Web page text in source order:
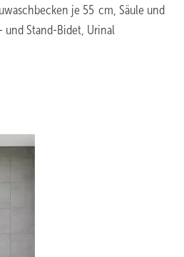
je 55 cm, Säule und
und Stand-Bidet, Urinal